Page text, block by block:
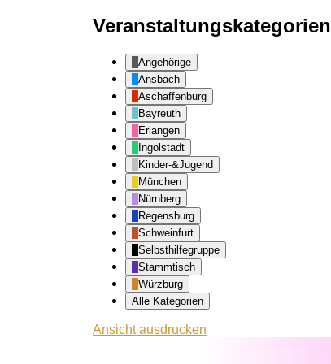
Veranstaltungskategorien
Angehörige
Ansbach
Aschaffenburg
Bayreuth
Erlangen
Ingolstadt
Kinder-&Jugend
München
Nürnberg
Regensburg
Schweinfurt
Selbsthilfegruppe
Stammtisch
Würzburg
Alle Kategorien
Ansichtausdrucken